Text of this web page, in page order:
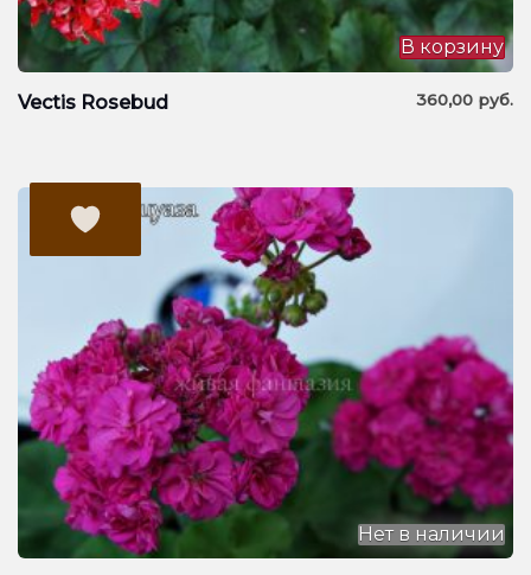
Vectis Rosebud 360,00 руб.
В корзину
Нет в наличии